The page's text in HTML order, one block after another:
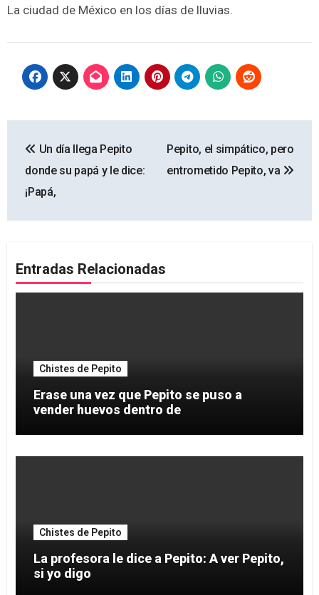
La ciudad de México en los días de lluvias.
de
entradas
Un día llega Pepito
donde su papá y le dice:
¡Papá,
Pepito, el simpático, pero
entrometido Pepito, va
Entradas Relacionadas
Chistes de Pepito
Erase una vez que Pepito se puso a
vender huevos dentro de
Chistes de Pepito
La profesora le dice a Pepito: A ver Pepito,
si yo digo